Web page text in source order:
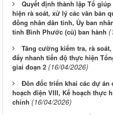
Quyết định thành lập Tổ
hiện rà soát, xử lý các văn bản
đồng nhân dân tỉnh, Ủy ban
tỉnh Bình Phước (cũ) ban hành
Tăng cường kiểm tra, rà
đẩy nhanh tiến độ thực hiện
giai đoạn 2 (16/04/2026)
Đôn đốc triển khai các dự
hoạch điện VIII, Kế hoạch thực
chỉnh (16/04/2026)